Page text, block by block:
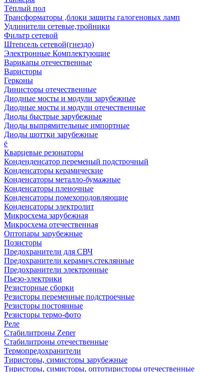
Тёплый пол
Трансформаторы ,блоки защиты галогеновых ламп
Удлинители сетевые,тройники
Фильтр сетевой
Штепсель сетевой(гнездо)
Электронные Комплектующие
Варикапы отечественные
Варисторы
Герконы
Динисторы отечественные
Диодные мосты и модули зарубежные
Диодные мосты и модули отечественные
Диоды быстрые зарубежные
Диоды выпрямительные импортные
Диоды шоттки зарубежные
ё
Кварцевые резонаторы
Конденденсатор переменый подстрочный
Конденсаторы керамические
Конденсаторы металло-бумажные
Конденсаторы пленочные
Конденсаторы помехоподовляющие
Конденсаторы электролит
Микросхема зарубежная
Микросхема отечественная
Оптопары зарубежные
Позисторы
Предохранители для СВЧ
Предохранители керамич.стеклянные
Предохранители электронные
Пьезо-электрики
Резисторные сборки
Резисторы переменные подстроечные
Резисторы постоянные
Резисторы термо-фото
Реле
Стабилитроны Zener
Стабилитроны отечественные
Термопредохранители
Тиристоры, симисторы зарубежные
Тиристоры, симисторы, оптотиристоры отечественные